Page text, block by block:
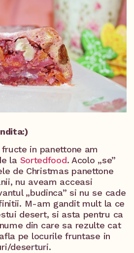
in panettone am
la Sortedfood. Acolo „se”
de Christmas panettone
nu aveam acceasi
„budinca” si nu se cade
M-am gandit mult la ce
desert, si asta pentru ca
din care sa rezulte cat
pe locurile fruntase in
deserturi.